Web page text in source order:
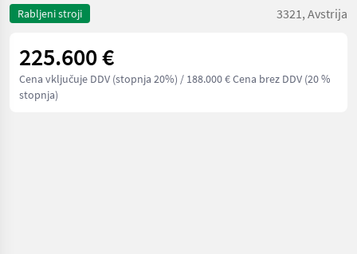
Rabljeni stroji 3321, Avstrija
225.600 €
Cena vključuje DDV (stopnja 20%) / 188.000 € Cena brez DDV (20 %
stopnja)